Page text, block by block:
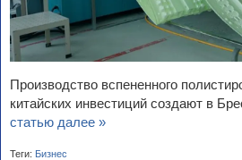
Производство вспененного
китайских инвестиций создают в
статью далее »
Теги: Бизнес